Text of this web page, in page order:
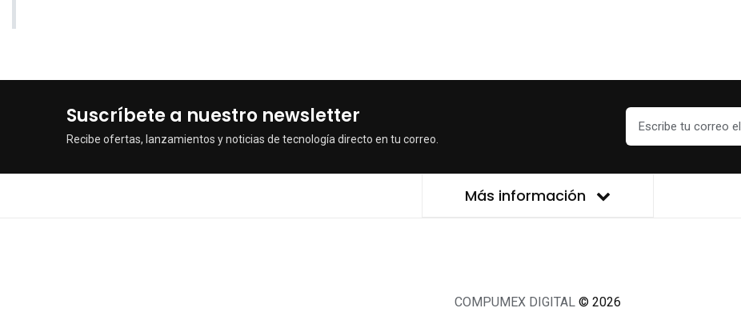
Suscríbete a nuestro newsletter
Recibe ofertas, lanzamientos y noticias de tecnología directo en tu correo.
Más información
COMPUMEX DIGITAL © 2026